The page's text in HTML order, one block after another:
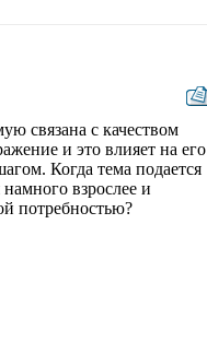
связана с качеством
и это влияет на его
Когда тема подается
взрослее и
потребностью?